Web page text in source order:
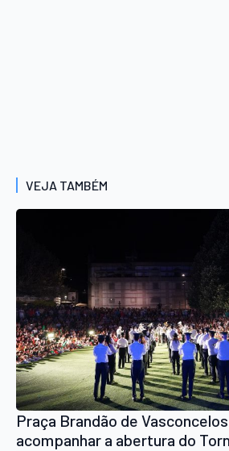
VEJA TAMBÉM
Praça Brandão de
acompanhar a abertura do